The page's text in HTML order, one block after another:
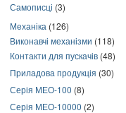
Самописці (3)
Механіка (126)
Виконавчі механізми (118)
Контакти для пускачів (48)
Приладова продукція (30)
Серія МЕО-100 (8)
Серія МЕО-10000 (2)